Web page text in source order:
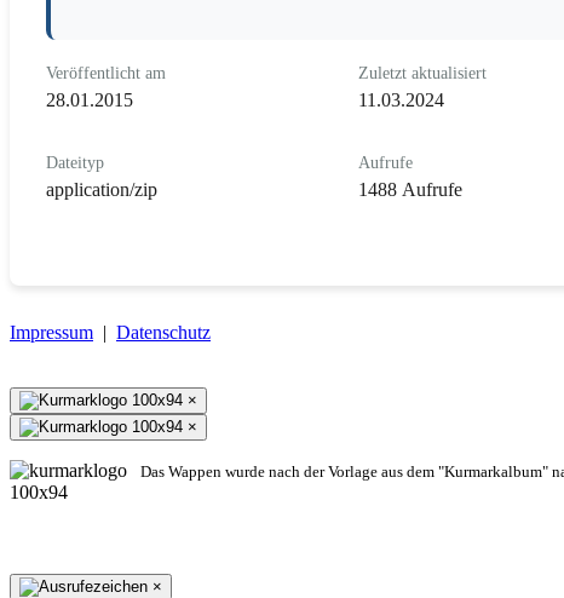
Veröffentlicht am
28.01.2015
Zuletzt aktualisiert
11.03.2024
Dateityp
application/zip
Aufrufe
1488 Aufrufe
Impressum | Datenschutz
×
×
Das Wappen wurde nach der Vorlage aus dem "Kurmarkalbum"
×